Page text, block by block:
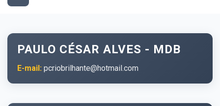
navigation
PAULO CÉSAR ALVES - MDB
E-mail: pcriobrilhante@hotmail.com